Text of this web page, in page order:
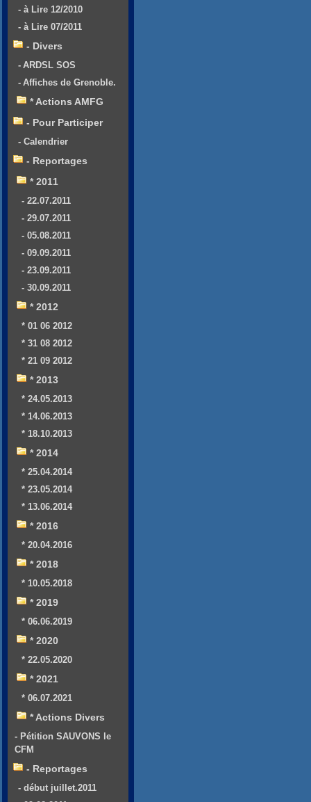
- à Lire 12/2010
- à Lire 07/2011
- Divers
- ARDSL SOS
- Affiches de Grenoble.
* Actions AMFG
- Pour Participer
- Calendrier
- Reportages
* 2011
- 22.07.2011
- 29.07.2011
- 05.08.2011
- 09.09.2011
- 23.09.2011
- 30.09.2011
* 2012
* 01 06 2012
* 31 08 2012
* 21 09 2012
* 2013
* 24.05.2013
* 14.06.2013
* 18.10.2013
* 2014
* 25.04.2014
* 23.05.2014
* 13.06.2014
* 2016
* 20.04.2016
* 2018
* 10.05.2018
* 2019
* 06.06.2019
* 2020
* 22.05.2020
* 2021
* 06.07.2021
* Actions Divers
- Pétition SAUVONS le
CFM
- Reportages
- début juillet.2011